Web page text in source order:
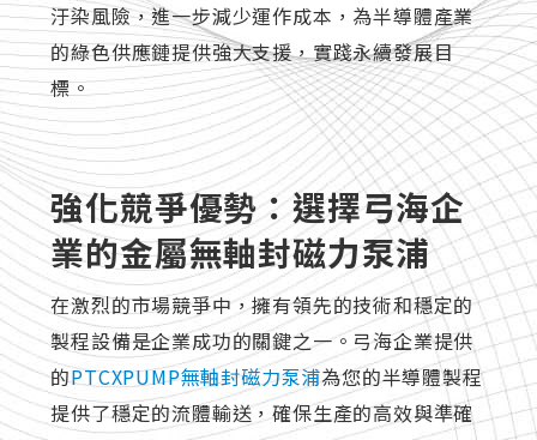
汙染風險，進一步減少運作成本，為半導體產業
的綠色供應鏈提供強大支援，實踐永續發展目
標。
強化競爭優勢：選擇弓海企
業的金屬無軸封磁力泵浦
在激烈的市場競爭中，擁有領先的技術和穩定的
製程設備是企業成功的關鍵之一。弓海企業提供
的PTCXPUMP無軸封磁力泵浦為您的半導體製程
提供了穩定的流體輸送，確保生產的高效與準確